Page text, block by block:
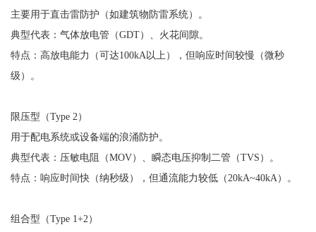
主要用于直击雷防护（如建筑物防雷系统）。
典型代表：气体放电管（GDT）、火花间隙。
特点：高放电能力（可达100kA以上），但响应时间较慢（微秒
级）。
限压型（Type 2）
用于配电系统或设备端的浪涌防护。
典型代表：压敏电阻（MOV）、瞬态电压抑制二管（TVS）。
特点：响应时间快（纳秒级），但通流能力较低（20kA~40kA）。
组合型（Type 1+2）